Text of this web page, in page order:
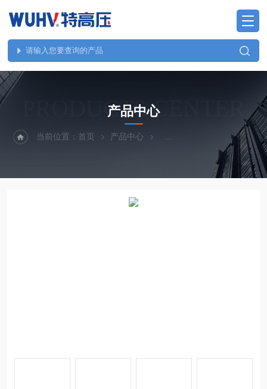
PRODUCTS CENTER
产品中心
当前位置：首页 产品中心 SF6检测、油化测试仪器